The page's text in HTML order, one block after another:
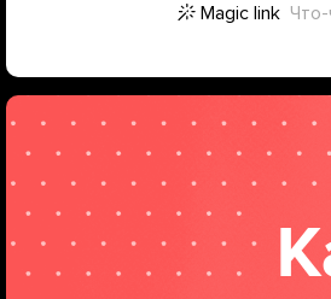
Magic link